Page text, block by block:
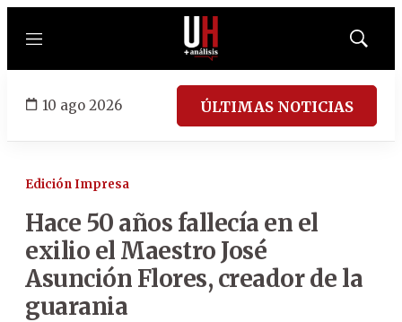
Menú
Mostrar
10 ago 2026 ÚLTIMAS NOTICIAS
Edición Impresa
Hace 50 años fallecía en el
exilio el Maestro José
Asunción Flores, creador de la
guarania